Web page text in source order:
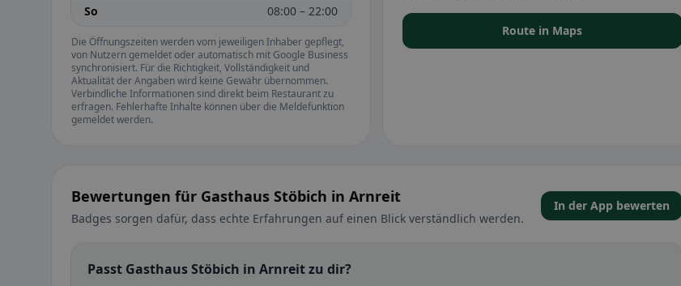
So
08:00 – 22:00
Die Öffnungszeiten werden vom jeweiligen Inhaber gepflegt,
von Nutzern gemeldet oder automatisch mit Google Business
synchronisiert. Für die Richtigkeit, Vollständigkeit und
Aktualität der Angaben wird keine Gewähr übernommen.
Verbindliche Informationen sind direkt beim Restaurant zu
erfragen. Fehlerhafte Inhalte können über die Meldefunktion
gemeldet werden.
Route in Maps
Bewertungen für Gasthaus Stöbich in Arnreit
Badges sorgen dafür, dass echte Erfahrungen auf einen Blick verständlich werden.
In der App bewerten
Passt Gasthaus Stöbich in Arnreit zu dir?